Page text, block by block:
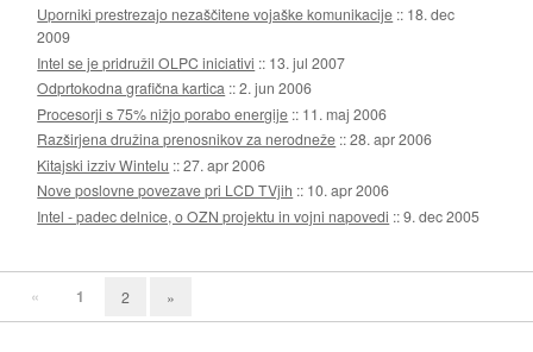
Uporniki prestrezajo nezaščitene vojaške komunikacije :: 18. dec
2009
Intel se je pridružil OLPC iniciativi :: 13. jul 2007
Odprtokodna grafična kartica ::2. jun 2006
Procesorji s 75% nižjo porabo energije :: 11. maj 2006
Razširjena družina prenosnikov za nerodneže ::28. apr 2006
Kitajski izziv Wintelu ::27. apr 2006
Nove poslovne povezave pri LCD TVjih :: 10. apr 2006
Intel - padec delnice, o OZN projektu in vojni napovedi ::9. dec 2005
« 1 2 »